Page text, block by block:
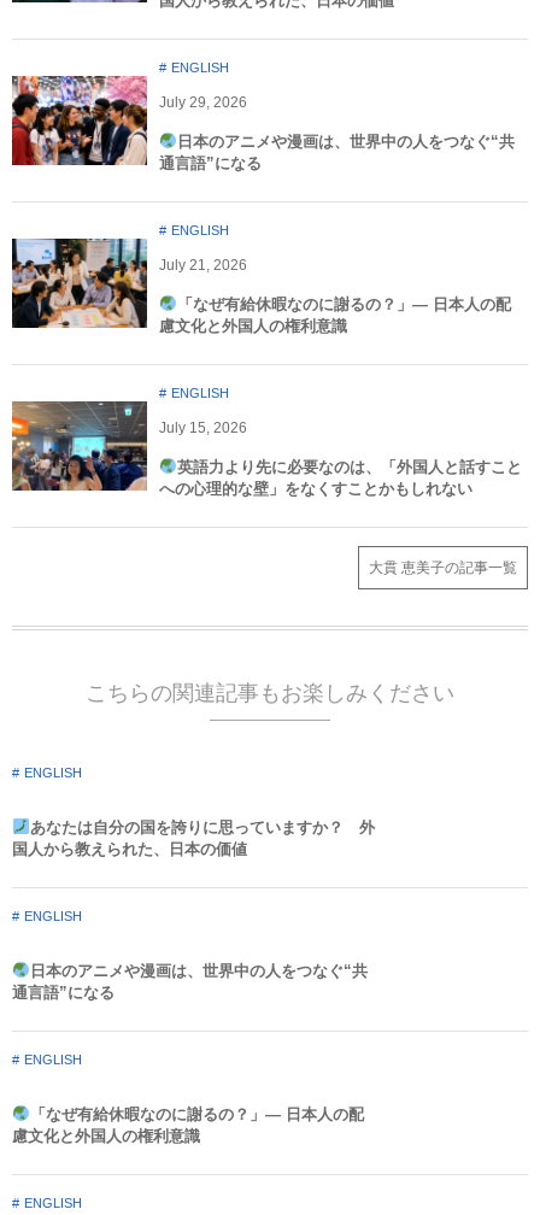
ENGLISH
July 29 2026
日本のアニメや漫画は、世界中の人をつなぐ“共
通言語”になる
ENGLISH
July 21 2026
「なぜ有給休暇なのに謝るの？」― 日本人の配
慮文化と外国人の権利意識​
ENGLISH
July 15 2026
英語力より先に必要なのは、「外国人と話すこと
への心理的な壁」をなくすことかもしれない
大貫 恵美子の記事一覧
こちらの関連記事もお楽しみください
ENGLISH
あなたは自分の国を誇りに思っていますか？ 外
国人から教えられた、日本の価値
ENGLISH
日本のアニメや漫画は、世界中の人をつなぐ“共
通言語”になる
ENGLISH
「なぜ有給休暇なのに謝るの？」― 日本人の配
慮文化と外国人の権利意識​
ENGLISH